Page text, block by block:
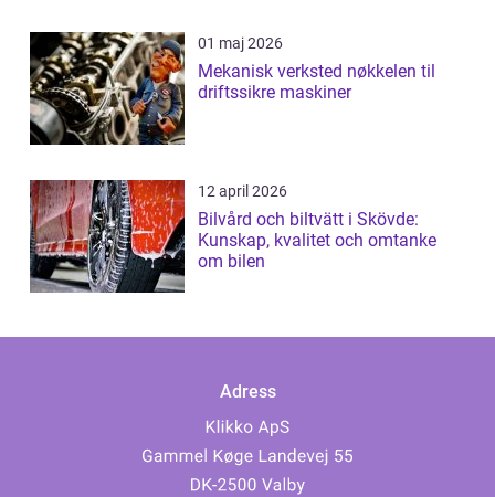
01 maj 2026
Mekanisk verksted nøkkelen til
driftssikre maskiner
12 april 2026
Bilvård och biltvätt i Skövde:
Kunskap, kvalitet och omtanke
om bilen
Adress